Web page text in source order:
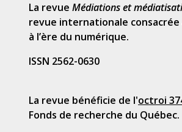
La revue Médiations et
revue internationale consacrée
à l’ère du numérique.
ISSN 2562-0630
La revue bénéficie de l'octroi
Fonds de recherche du Québec.